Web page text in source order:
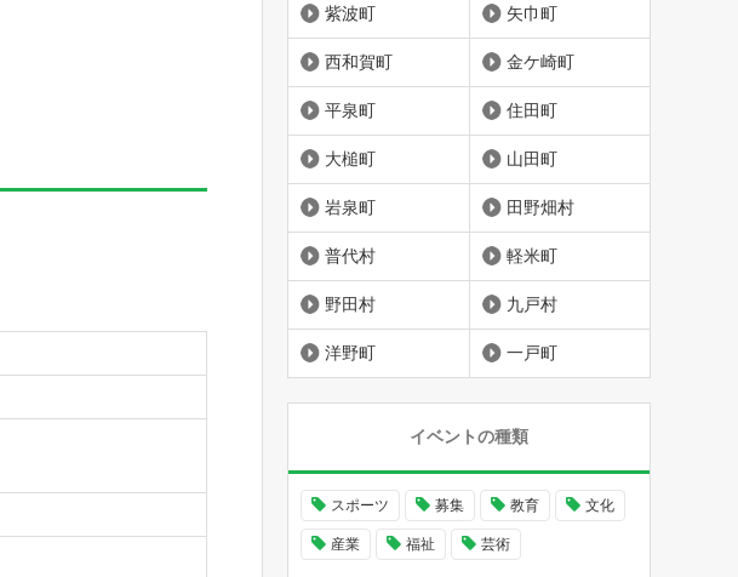
紫波町 矢巾町
西和賀町 金ケ崎町
平泉町 住田町
大槌町 山田町
岩泉町 田野畑村
普代村 軽米町
野田村 九戸村
洋野町 一戸町
イベントの種類
スポーツ 募集 教育 文化
産業 福祉 芸術